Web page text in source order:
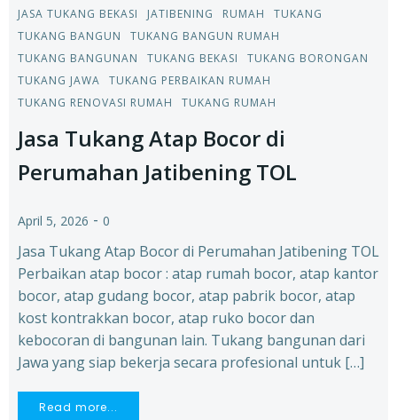
JASA TUKANG BEKASI
JATIBENING RUMAH
TUKANG
TUKANG BANGUN
TUKANG BANGUN RUMAH
TUKANG BANGUNAN
TUKANG BEKASI
TUKANG BORONGAN
TUKANG JAWA
TUKANG PERBAIKAN RUMAH
TUKANG RENOVASI RUMAH
TUKANG RUMAH
Jasa Tukang Atap Bocor di
Perumahan Jatibening TOL
April 5, 2026 - 0
Jasa Tukang Atap Bocor di Perumahan Jatibening TOL
Perbaikan atap bocor : atap rumah bocor, atap kantor
bocor, atap gudang bocor, atap pabrik bocor, atap
kost kontrakkan bocor, atap ruko bocor dan
kebocoran di bangunan lain. Tukang bangunan dari
Jawa yang siap bekerja secara profesional untuk […]
Read more...